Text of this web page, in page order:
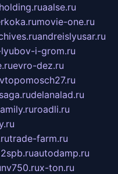
aalse.ru
movie-one.ru
andreislyusar.ru
i-grom.ru
evro-dez.ru
delanalad.ru
roadli.ru
trade-farm.ru
autodamp.ru
nv750.rux-ton.ru